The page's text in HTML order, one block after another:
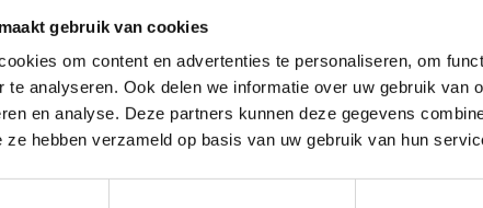
gebruik van cookies
om content en advertenties te personaliseren, om
te analyseren. Ook delen we informatie over uw gebruik van
en analyse. Deze partners kunnen deze gegevens
ze hebben verzameld op basis van uw gebruik van hun
koop. Deze kan je
De zooltjes zijn er in
ze al voor €7,95 bij de
of Snowsteps van